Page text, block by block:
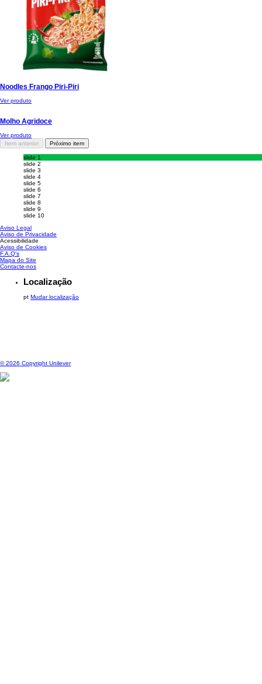
Noodles Frango Piri-Piri
Ver produto
Molho Agridoce
Ver produto
Item anterior
Próximo item
slide 1
slide 2
slide 3
slide 4
slide 5
slide 6
slide 7
slide 8
slide 9
slide 10
Aviso Legal
Aviso de Privacidade
Acessibilidade
Aviso de Cookies
Gerir Preferências
Mapa do Site